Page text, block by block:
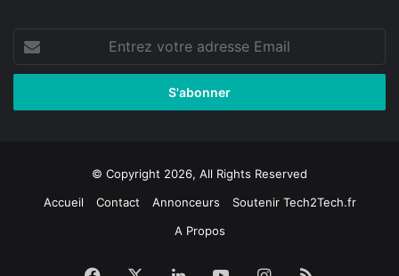
votre
adresse
© Copyright 2026, All Rights Reserved
Accueil
Contact Annonceurs
Soutenir Tech2Tech.fr
A Propos